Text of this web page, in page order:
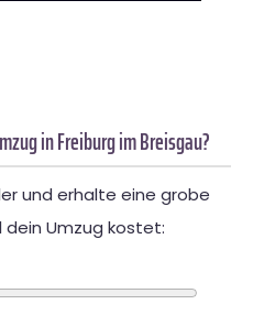
in Freiburg im Breisgau?
und erhalte eine grobe
dein Umzug kostet: